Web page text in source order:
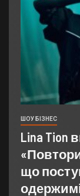
ШОУ БІЗНЕС
Lina Tion
що